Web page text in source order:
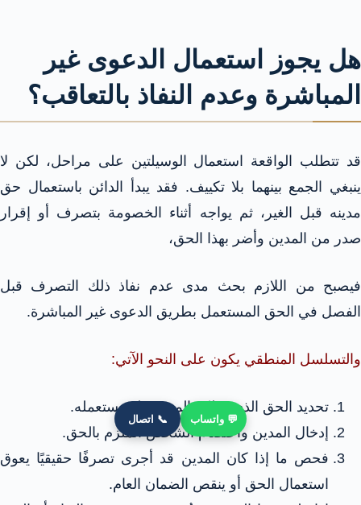
هل يجوز استعمال الدعوى غير
المباشرة وعدم النفاذ بالتعاقب؟
قد تتطلب الواقعة استعمال الوسيلتين على مراحل، لكن لا
ينبغي الجمع بينهما بلا تكييف. فقد يبدأ الدائن باستعمال حق
مدينه قبل الغير، ثم يواجه أثناء الخصومة بتصرف أو إقرار
صدر من المدين وأضر بهذا الحق،
فيصبح من اللازم بحث مدى عدم نفاذ ذلك التصرف قبل
الفصل في الحق المستعمل بطريق الدعوى غير المباشرة.
والتسلسل المنطقي يكون على النحو الآتي:
تحديد الحق الذي يملكه المدين ولم يستعمله.
إدخال المدين واختصام الشخص الملزم بالحق.
فحص ما إذا كان المدين قد أجرى تصرفًا حقيقيًا يعوق
استعمال الحق أو ينقص الضمان العام.
💬 واتساب 📞 اتصال